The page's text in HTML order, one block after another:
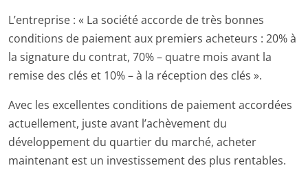
L’entreprise : « La société accorde de très bonnes
conditions de paiement aux premiers acheteurs : 20% à
la signature du contrat, 70% – quatre mois avant la
remise des clés et 10% – à la réception des clés ».
Avec les excellentes conditions de paiement accordées
actuellement, juste avant l’achèvement du
développement du quartier du marché, acheter
maintenant est un investissement des plus rentables.